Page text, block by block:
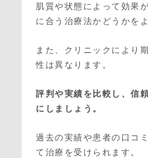
肌質や状態によって効果
に合う治療法かどうかを
また、クリニックにより
性は異なります。
評判や実績を比較し、信
にしましょう。
過去の実績や患者の口コ
て治療を受けられます。